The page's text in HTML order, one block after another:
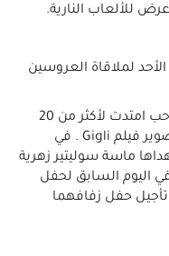
لملاقاة العروسين
يمثل حفل زفاف الزوجين تتويجًا لقصة حب امتدت لأكثر من 20
عامًا. التقى الاثنان في عام 2001 أثناء تصوير فيلم Gigli . في
وأهداها ماسة سوليتير زهرية
في اليوم السابق لحفل
قررا تأجيل حفل زفافهما